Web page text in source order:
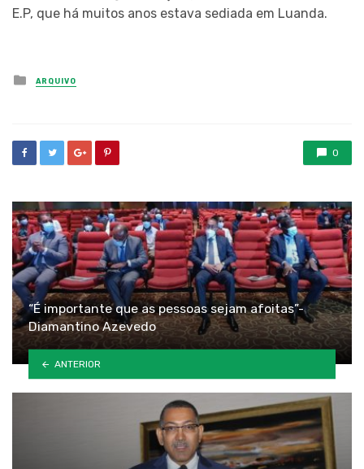
E.P, que há muitos anos estava sediada em Luanda.
Posted
in
ARQUIVO
0
“É importante que as pessoas sejam afoitas”-
Diamantino Azevedo
ANTERIOR